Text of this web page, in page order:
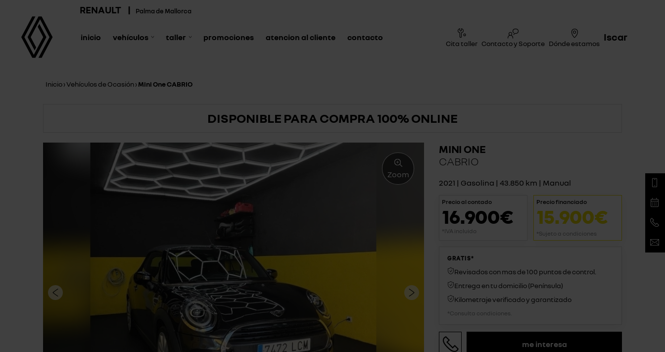
RENAULT | Palma de Mallorca
inicio vehículos taller promociones atencion al cliente contacto
Cita taller Contacto y Soporte Dónde estamos
Iscar
Inicio›Vehículos de Ocasión›Mini One CABRIO
DISPONIBLE PARA COMPRA 100% ONLINE
Zoom
MINI ONE
CABRIO
2021 | Gasolina | 43.850 km | Manual
Precio al contado
16.900€
*IVA incluido
Precio financiado
15.900€
*Sujeto a condiciones
GRATIS*
Revisados con mas de 100 puntos de control.
Entrega en tu domicilio (Península)
Kilometraje verificado y garantizado
*Consulta condiciones.
me interesa